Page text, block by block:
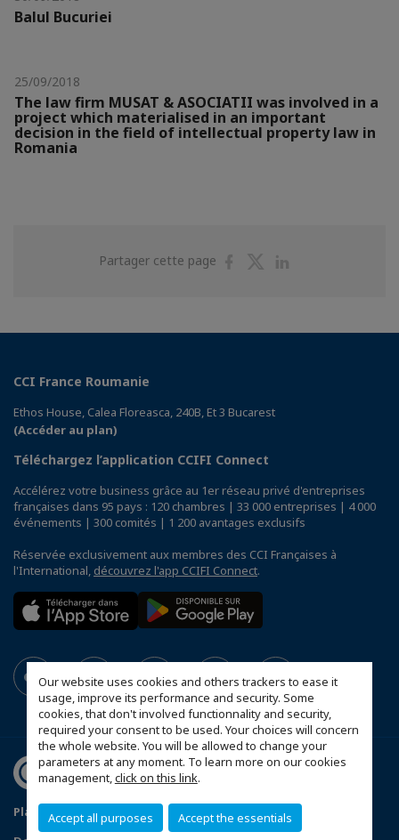
Our website uses cookies and others trackers to ease it
usage, improve its performance and security. Some
cookies, that don't involved functionnality and security,
required your consent to be used. Your choices will concern
the whole website. You will be allowed to change your
parameters at any moment. To learn more on our cookies
management,click on this link.
Accept all purposes Accept the essentials
Balul Bucuriei
25/09/2018
The law firm MUSAT & ASOCIATII was involved in a
project which materialised in an important
decision in the field of intellectual property law in
Romania
Partager cette page
PartagerPartager
CCI France Roumanie
Ethos House, Calea Floreasca, 240B, Et 3 Bucarest
(Accéder au plan)
Téléchargez l’application CCIFI Connect
Accélérez votre business grâce au 1er réseau privé d'entreprises
françaises dans 95 pays : 120 chambres | 33 000 entreprises | 4 000
événements | 300 comités | 1 200 avantages exclusifs
Réservée exclusivement aux membres des CCI Françaises à
l'International, découvrez l'app CCIFI Connect.
Plan du site Statut CCIFER
Mentions légales